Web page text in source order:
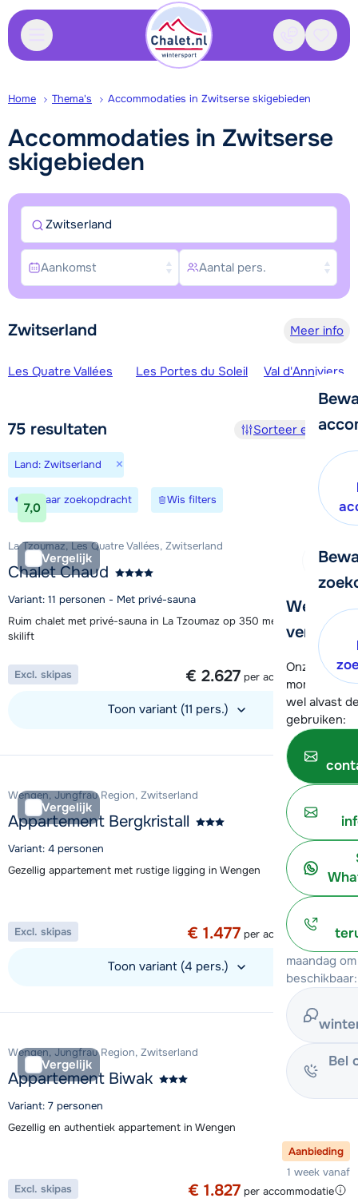
Contact
We
verder!
Onze
moment
wel alvast
gebruiken:
maandag
beschikbaar:
Bel
Home Thema's Accommodaties in Zwitserse skigebieden
Accommodaties in Zwitserse
skigebieden
Zwitserland Meer info
Skigebieden
Les Quatre Vallées Les Portes du Soleil Val d'Anniviers
75 resultaten Sorteer en filter
Land: Zwitserland ×
Bewaar zoekopdracht Wis filters
7,0
Vergelijk
La Tzoumaz, Les Quatre Vallées, Zwitserland
Chalet Chaud
Variant: 11 personen - Met privé-sauna
Ruim chalet met privé-sauna in La Tzoumaz op 350 meter van de
skilift
1 week vanaf
€ 2.627 per accommodatie
Excl. skipas
Toon variant (11 pers.)
Vergelijk
Wengen, Jungfrau Region, Zwitserland
Appartement Bergkristall
Variant: 4 personen
Gezellig appartement met rustige ligging in Wengen
Aanbieding
1 week vanaf
€ 1.477 per accommodatie
Excl. skipas
Toon variant (4 pers.)
Vergelijk
Wengen, Jungfrau Region, Zwitserland
Appartement Biwak
Variant: 7 personen
Gezellig en authentiek appartement in Wengen
Aanbieding
1 week vanaf
€ 1.827 per accommodatie
Excl. skipas
Zwitserland
Aankomst Aantal pers.